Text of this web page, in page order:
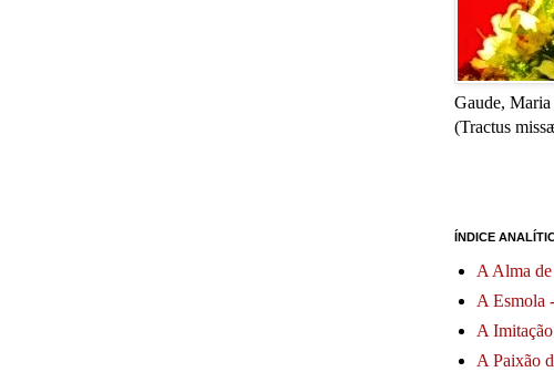
Gaude,
(Tractus
ÍNDICE
A Alma
A Esmola
A
A Paixão